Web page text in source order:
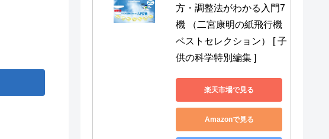
方・調整法がわかる入門7
機 （二宮康明の紙飛行機
ベストセレクション） [ 子
供の科学特別編集 ]
楽天市場で見る
Amazonで見る